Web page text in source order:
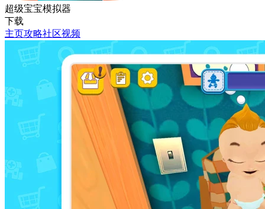
超级宝宝模拟器
下载
主页攻略社区视频